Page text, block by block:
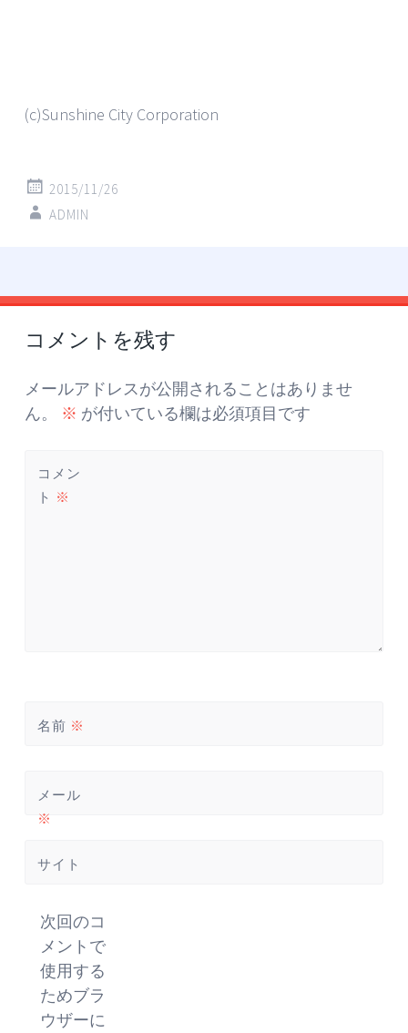
(c)Sunshine City Corporation
2015/11/26
ADMIN
投
稿
ナ
ビ
ゲ
ー
シ
ョ
ン
←
→
コメントを残す
メールアドレスが公開されることはありませ
ん。
※ が付いている欄は必須項目です
コメン
ト ※
名前 ※
メール
※
サイト
次回のコ
メントで
使用する
ためブラ
ウザーに